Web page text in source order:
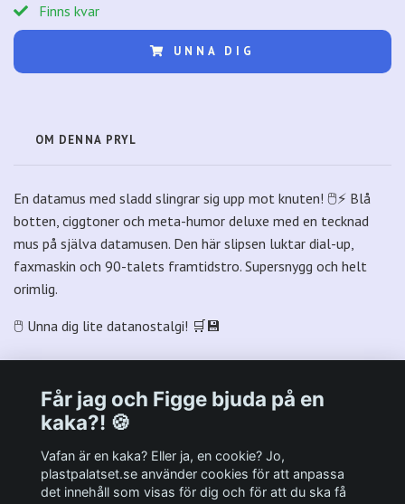
Finns kvar
UNNA DIG
OM DENNA PRYL
En datamus med sladd slingrar sig upp mot knuten! 🖱️⚡ Blå
botten, ciggtoner och meta-humor deluxe med en tecknad
mus på själva datamusen. Den här slipsen luktar dial-up,
faxmaskin och 90-talets framtidstro. Supersnygg och helt
orimlig.
🖱️ Unna dig lite datanostalgi! 🛒💾
Andra viktiga länkar:
Får jag och Figge bjuda på en
kaka?! 🍪
Vafan är en kaka? Eller ja, en cookie? Jo,
plastpalatset.se använder cookies för att anpassa
det innehåll som visas för dig och för att du ska få